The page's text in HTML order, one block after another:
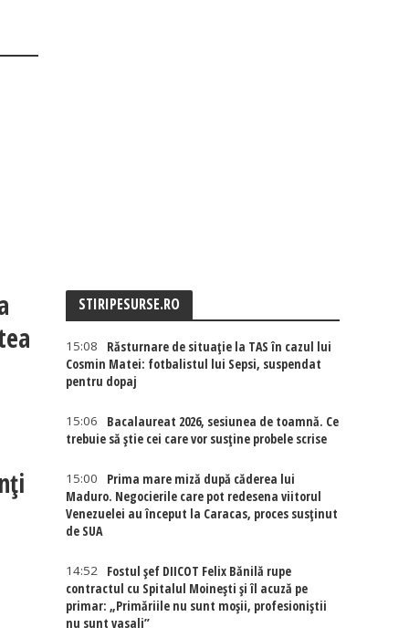
STIRIPESURSE.RO
15:08
Răsturnare de situație la TAS în cazul lui
Cosmin Matei: fotbalistul lui Sepsi, suspendat
pentru dopaj
15:06
Bacalaureat 2026, sesiunea de toamnă. Ce
trebuie să știe cei care vor susține probele scrise
15:00
Prima mare miză după căderea lui
Maduro. Negocierile care pot redesena viitorul
Venezuelei au început la Caracas, proces susținut
de SUA
14:52
Fostul șef DIICOT Felix Bănilă rupe
contractul cu Spitalul Moinești și îl acuză pe
primar: „Primăriile nu sunt moșii, profesioniștii
nu sunt vasali”